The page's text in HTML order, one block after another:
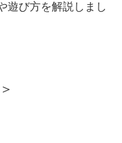
遊び方を解説しまし